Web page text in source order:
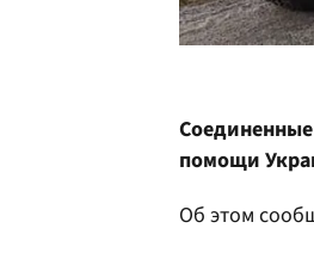
помощи
Об этом